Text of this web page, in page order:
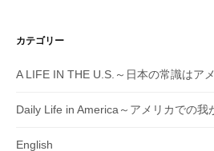
ー
シ
ョ
カテゴリー
A LIFE IN THE U.S.～日本の常識はア
Daily Life in America～アメリカでの我
English